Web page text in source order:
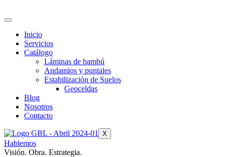
Inicio
Servicios
Catálogo
Láminas de bambú
Andamios y puntales
Estabilización de Suelos
Geoceldas
Blog
Nosotros
Contacto
X
Hablemos
Visión. Obra. Estrategia.